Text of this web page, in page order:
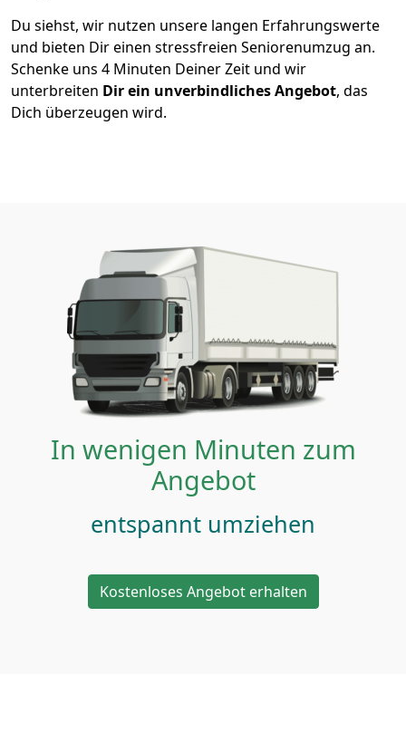
Du siehst, wir nutzen unsere langen Erfahrungswerte
und bieten Dir einen stressfreien Seniorenumzug an.
Schenke uns 4 Minuten Deiner Zeit und wir
unterbreiten Dir ein unverbindliches Angebot, das
Dich überzeugen wird.
In wenigen Minuten zum
Angebot
entspannt umziehen
Kostenloses Angebot erhalten